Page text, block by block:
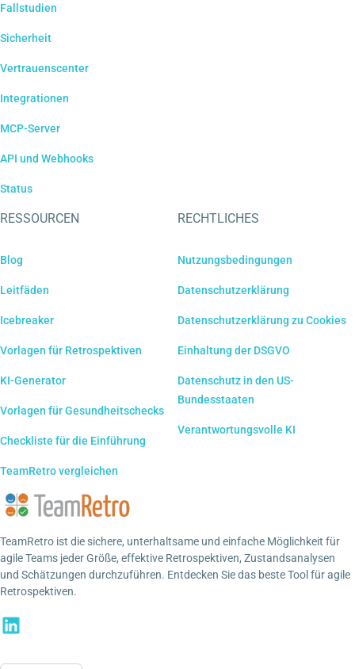
Fallstudien
Sicherheit
Vertrauenscenter
Integrationen
MCP-Server
API und Webhooks
Status
RESSOURCEN
Blog
Leitfäden
Icebreaker
Vorlagen für Retrospektiven
KI-Generator
Vorlagen für Gesundheitschecks
Checkliste für die Einführung
TeamRetro vergleichen
RECHTLICHES
Nutzungsbedingungen
Datenschutzerklärung
Datenschutzerklärung zu Cookies
Einhaltung der DSGVO
Datenschutz in den US-
Bundesstaaten
Verantwortungsvolle KI
TeamRetro ist die sichere, unterhaltsame und einfache Möglichkeit für
agile Teams jeder Größe, effektive Retrospektiven, Zustandsanalysen
und Schätzungen durchzuführen. Entdecken Sie das beste Tool für agile
Retrospektiven.